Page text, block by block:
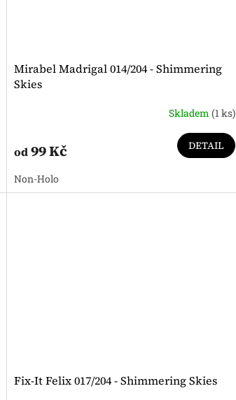
Mirabel Madrigal 014/204 - Shimmering
Skies
Skladem (1 ks)
od99 Kč DETAIL
Non-Holo
Fix-It Felix 017/204 - Shimmering Skies